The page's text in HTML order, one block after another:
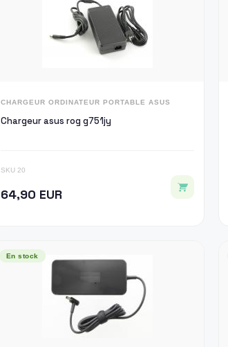
CHARGEUR ORDINATEUR PORTABLE ASUS
Chargeur asus rog g751jy
SKU 20
64,90 EUR
En stock